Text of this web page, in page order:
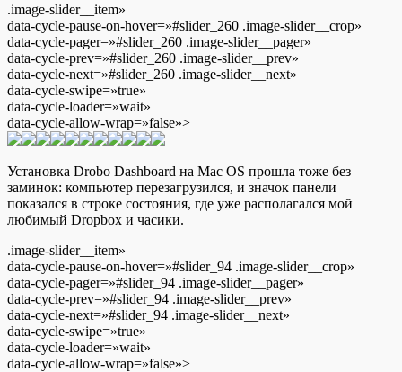
.image-slider__item»
data-cycle-pause-on-hover=»#slider_260 .image-slider__crop»
data-cycle-pager=»#slider_260 .image-slider__pager»
data-cycle-prev=»#slider_260 .image-slider__prev»
data-cycle-next=»#slider_260 .image-slider__next»
data-cycle-swipe=»true»
data-cycle-loader=»wait»
data-cycle-allow-wrap=»false»>
Установка Drobo Dashboard на Mac OS прошла тоже без
заминок: компьютер перезагрузился, и значок панели
показался в строке состояния, где уже располагался мой
любимый Dropbox и часики.
.image-slider__item»
data-cycle-pause-on-hover=»#slider_94 .image-slider__crop»
data-cycle-pager=»#slider_94 .image-slider__pager»
data-cycle-prev=»#slider_94 .image-slider__prev»
data-cycle-next=»#slider_94 .image-slider__next»
data-cycle-swipe=»true»
data-cycle-loader=»wait»
data-cycle-allow-wrap=»false»>